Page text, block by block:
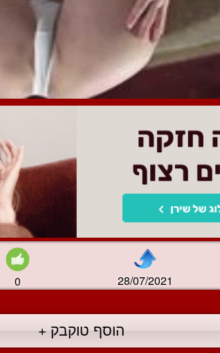
0 28/07/2021
הוסף טוקבק +